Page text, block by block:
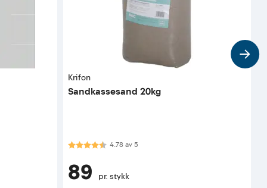
Krifon
Sandkassesand 20kg
Karakter:4.8 av 5 mulige
4.78av5
89 pr. stykk